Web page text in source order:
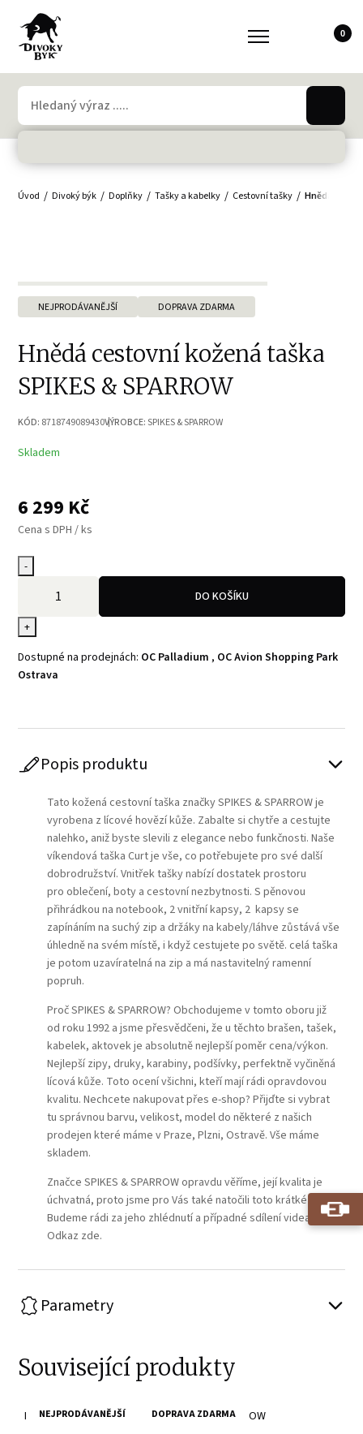
0
Úvod Divoký býk Doplňky Tašky a kabelky Cestovní tašky Hnědá
NEJPRODÁVANĚJŠÍ DOPRAVA ZDARMA
Hnědá cestovní kožená taška
SPIKES & SPARROW
KÓD: 8718749089430VÝROBCE: SPIKES & SPARROW
Skladem
6 299 Kč
Cena s DPH / ks
-
+
DO KOŠÍKU
Dostupné na prodejnách: OC Palladium , OC Avion Shopping Park
Ostrava
Popis produktu
Tato kožená cestovní taška značky SPIKES & SPARROW je
vyrobena z lícové hovězí kůže. Zabalte si chytře a cestujte
nalehko, aniž byste slevili z elegance nebo funkčnosti. Naše
víkendová taška Curt je vše, co potřebujete pro své další
dobrodružství. Vnitřek tašky nabízí dostatek prostoru
pro oblečení, boty a cestovní nezbytnosti. S pěnovou
přihrádkou na notebook, 2 vnitřní kapsy, 2 kapsy se
zapínáním na suchý zip a držáky na kabely/láhve zůstává vše
úhledně na svém místě, i když cestujete po světě. celá taška
je potom uzavíratelná na zip a má nastavitelný ramenní
popruh.
Proč SPIKES & SPARROW? Obchodujeme v tomto oboru již
od roku 1992 a jsme přesvědčeni, že u těchto brašen, tašek,
kabelek, aktovek je absolutně nejlepší poměr cena/výkon.
Nejlepší zipy, druky, karabiny, podšívky, perfektně vyčiněná
lícová kůže. Toto ocení všichni, kteří mají rádi opravdovou
kvalitu. Nechcete nakupovat přes e-shop? Přijďte si vybrat
tu správnou barvu, velikost, model do některé z našich
prodejen které máme v Praze, Plzni, Ostravě. Vše máme
skladem.
Značce SPIKES & SPARROW opravdu věříme, její kvalita je
úchvatná, proto jsme pro Vás také natočili toto krátké video.
Budeme rádi za jeho zhlédnutí a případné sdílení videa.
Odkaz zde.
Parametry
Související produkty
NEJPRODÁVANĚJŠÍ DOPRAVA ZDARMA
Brandy cestovní kožená taška SPIKES & SPARROW